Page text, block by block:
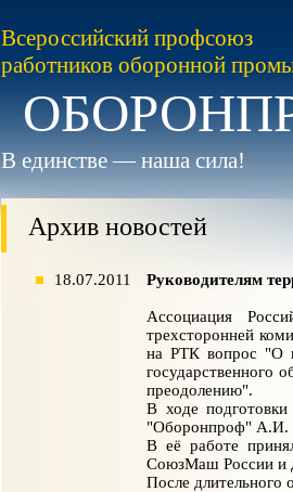
Всероссийский профсоюз
работников оборонной
В единстве — наша сила!
Архив новостей
18.07.2011 Руководителям
Ассоциация
трехсторонней
на РТК вопрос "О
государственного
преодолению".
В ходе
"Оборонпроф" А.И.
В её работе
СоюзМаш России и
После длительного